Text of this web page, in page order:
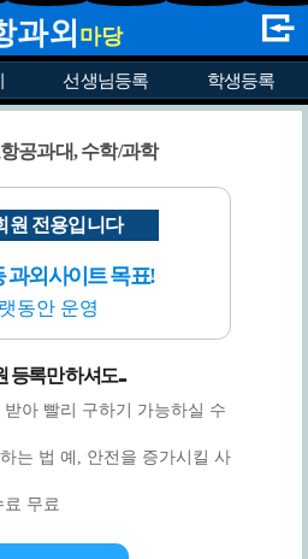
과외 마당
선생님등록 학생등록
공과대, 수학/과학
원 전용입니다
과외사이트 목표!
동안 운영
등록만 하셔도...
아 빨리 구하기 가능하실 수
는 법 예, 안전을 증가시킬 사
료 무료